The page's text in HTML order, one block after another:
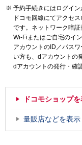
予約手続きにはログイン
ドコモ回線にてアクセ
です。ネットワーク暗
Wi-Fiまたはご自宅のイ
アカウントのID／パス
い方も、dアカウントの
dアカウントの発行・確
ドコモショップ
量販店などを表示